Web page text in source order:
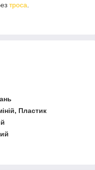
троса
Пластик